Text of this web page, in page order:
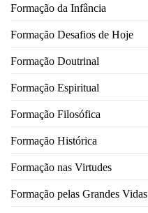
Formação da Infância
Formação Desafios de Hoje
Formação Doutrinal
Formação Espiritual
Formação Filosófica
Formação Histórica
Formação nas Virtudes
Formação pelas Grandes Vidas